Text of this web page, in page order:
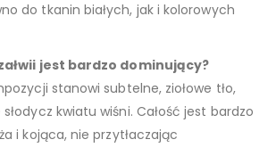
do tkanin białych, jak i kolorowych
jest bardzo dominujący?
stanowi subtelne, ziołowe tło,
kwiatu wiśni. Całość jest bardzo
i kojąca, nie przytłaczając